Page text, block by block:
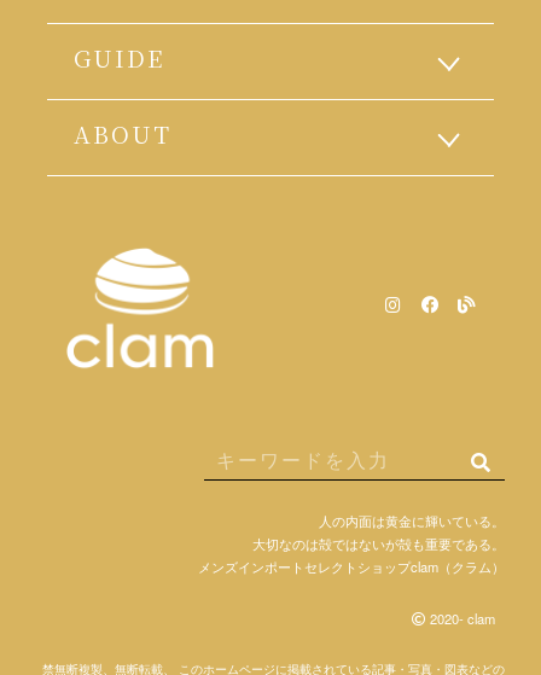
GUIDE
ABOUT
人の内面は黄金に輝いている。
大切なのは殻ではないが殻も重要である。
メンズインポートセレクトショップclam（クラム）
2020- clam
禁無断複製、無断転載、 このホームページに掲載されている記事・写真・図表などの